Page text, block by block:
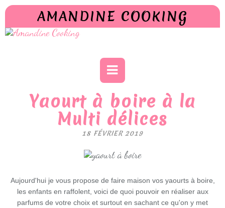
AMANDINE COOKING
Yaourt à boire à la
Multi délices
18 FÉVRIER 2019
Aujourd'hui je vous propose de faire maison vos yaourts à boire,
les enfants en raffolent, voici de quoi pouvoir en réaliser aux
parfums de votre choix et surtout en sachant ce qu'on y met